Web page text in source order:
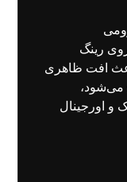
رینگ
افت ظاهری
می‌شود،
و اورجینال